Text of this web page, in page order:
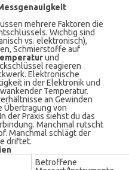
mehrere Faktoren die
Wichtig sind
vs. elektronisch),
Schmierstoffe auf
und
reagieren
Elektronische
in der Elektronik und
Temperatur.
an Gewinden
Übertragung von
der Praxis siehst du das
Manchmal rutscht
Manchmal schlägt der
driftet.
Betroffene